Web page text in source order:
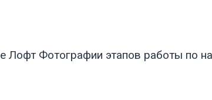
Лофт Фотографии этапов работы по